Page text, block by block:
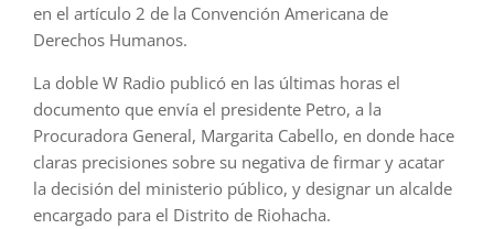
en el artículo 2 de la Convención Americana de
Derechos Humanos.
La doble W Radio publicó en las últimas horas el
documento que envía el presidente Petro, a la
Procuradora General, Margarita Cabello, en donde hace
claras precisiones sobre su negativa de firmar y acatar
la decisión del ministerio público, y designar un alcalde
encargado para el Distrito de Riohacha.